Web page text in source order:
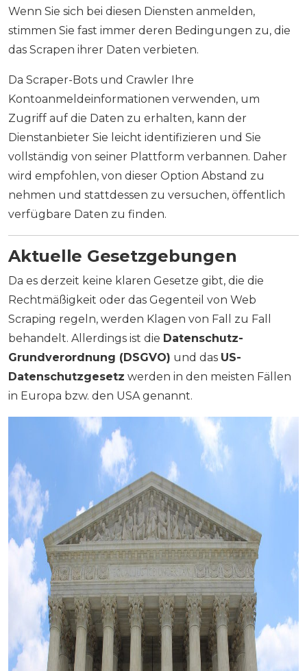
Wenn Sie sich bei diesen Diensten anmelden,
stimmen Sie fast immer deren Bedingungen zu, die
das Scrapen ihrer Daten verbieten.
Da Scraper-Bots und Crawler Ihre
Kontoanmeldeinformationen verwenden, um
Zugriff auf die Daten zu erhalten, kann der
Dienstanbieter Sie leicht identifizieren und Sie
vollständig von seiner Plattform verbannen. Daher
wird empfohlen, von dieser Option Abstand zu
nehmen und stattdessen zu versuchen, öffentlich
verfügbare Daten zu finden.
Aktuelle Gesetzgebungen
Da es derzeit keine klaren Gesetze gibt, die die
Rechtmäßigkeit oder das Gegenteil von Web
Scraping regeln, werden Klagen von Fall zu Fall
behandelt. Allerdings ist die Datenschutz-
Grundverordnung (DSGVO) und das US-
Datenschutzgesetz werden in den meisten Fällen
in Europa bzw. den USA genannt.